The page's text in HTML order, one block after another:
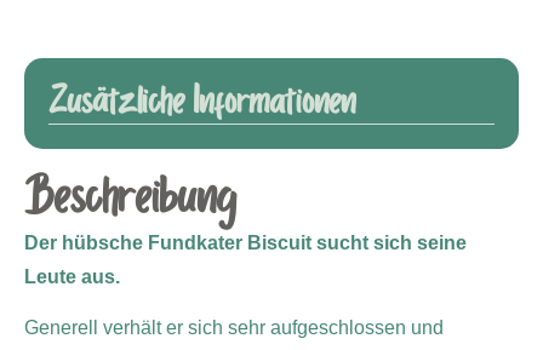
Zusätzliche Informationen
Beschreibung
Der hübsche Fundkater Biscuit sucht sich seine
Leute aus.
Generell verhält er sich sehr aufgeschlossen und